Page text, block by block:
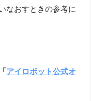
なおすときの参考に
「 アイロボット公式オ